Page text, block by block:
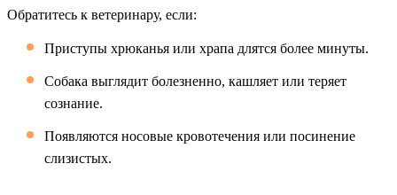
Обратитесь к ветеринару, если:
Приступы хрюканья или храпа длятся более минуты.
Собака выглядит болезненно, кашляет или теряет
сознание.
Появляются носовые кровотечения или посинение
слизистых.